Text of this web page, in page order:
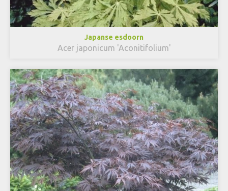
Japanse esdoorn
Acer japonicum 'Aconitifolium'